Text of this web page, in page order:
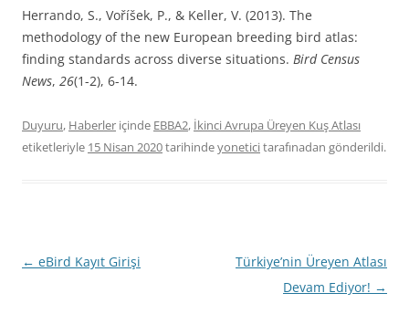
Herrando, S., Voříšek, P., & Keller, V. (2013). The
methodology of the new European breeding bird atlas:
finding standards across diverse situations. Bird Census
News, 26(1-2), 6-14.
Duyuru, Haberler içinde EBBA2, İkinci Avrupa Üreyen Kuş Atlası
etiketleriyle 15 Nisan 2020tarihindeyoneticitarafınadan gönderildi.
Yazı
← eBird Kayıt Girişi
Türkiye’nin Üreyen Atlası
Devam Ediyor! →